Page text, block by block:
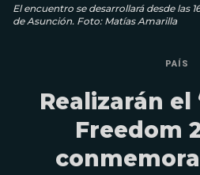
El encuentro se desarrollará desde las
de Asunción. Foto: Matías Amarilla
PAÍS
Realizarán el
Freedom